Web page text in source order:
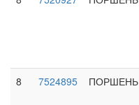
8 7524895
ПОРШЕНЬ